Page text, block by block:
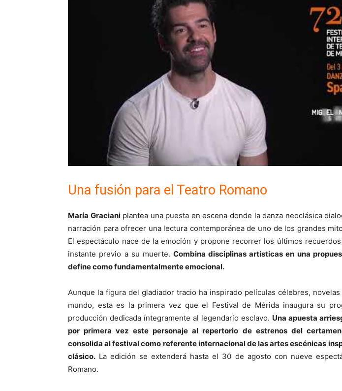
Una fusión para el Teatro Romano
María Gracianiplantea una puesta en escena donde la danza neoclásica
narración para ofrecer una lectura contemporánea de uno de los grandes
El espectáculo nace de la emoción y propone recorrer los últimos
instante previo a su muerte. Combina disciplinas artísticas en una
define como fundamentalmente emocional.
Aunque la figura del gladiador tracio ha inspirado películas célebres,
mundo, esta es la primera vez que el Festival de Mérida inaugura su
producción dedicada íntegramente al legendario esclavo. Una apuesta
por primera vez este personaje al repertorio de estrenos del
consolida al festival como referente internacional de las artes escénicas
clásico. La edición se extenderá hasta el 30 de agosto con nueve
Romano.